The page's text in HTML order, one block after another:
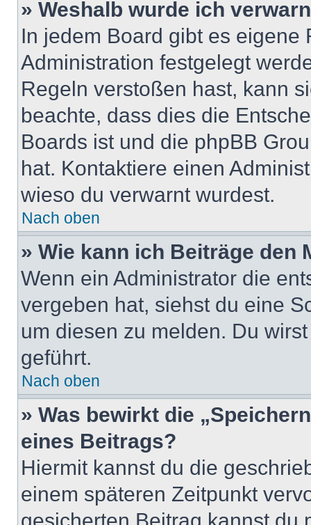
» Weshalb wurde ich
In jedem Board gibt es
Administration festgelegt
Regeln verstoßen hast, kann
beachte, dass dies die
Boards ist und die phpBB
hat. Kontaktiere einen
wieso du verwarnt wurdest.
Nach oben
» Wie kann ich Beiträge den
Wenn ein Administrator die
vergeben hat, siehst du eine
um diesen zu melden. Du
geführt.
Nach oben
» Was bewirkt die
eines Beitrags?
Hiermit kannst du die
einem späteren Zeitpunkt